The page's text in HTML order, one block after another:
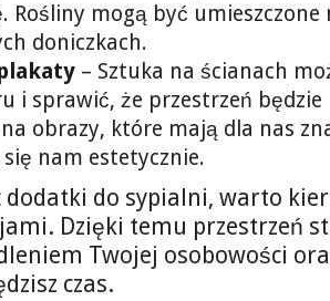
Rośliny mogą być
doniczkach.
– Sztuka na ścianach
i sprawić, że przestrzeń
obrazy, które mają dla nas
nam estetycznie.
dodatki do sypialni, warto
Dzięki temu przestrzeń
Twojej osobowości
czas.